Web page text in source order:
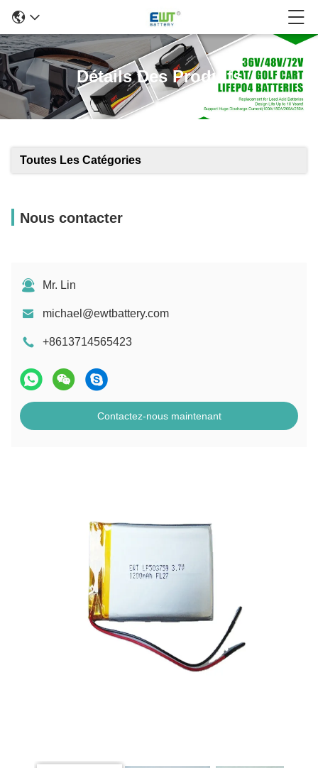
Détails Des Produits
Toutes Les Catégories
Nous contacter
Mr. Lin
michael@ewtbattery.com
+8613714565423
Contactez-nous maintenant